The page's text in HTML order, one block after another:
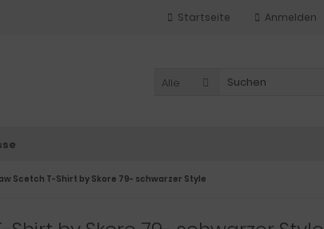
Anmelden
Startseite
Alle
Scetch T-Shirt by Skore 79- schwarzer Style